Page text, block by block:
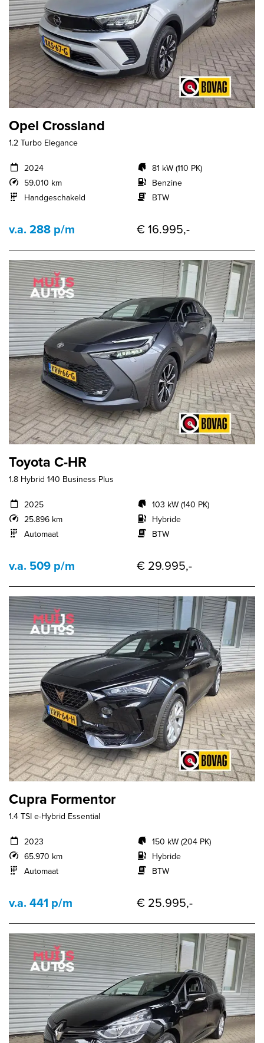
Opel Crossland
1.2 Turbo Elegance
2024
59.010 km
Handgeschakeld
81 kW (110 PK)
Benzine
BTW
v.a. 288 p/m € 16.995,-
Toyota C-HR
1.8 Hybrid 140 Business Plus
2025
25.896 km
Automaat
103 kW (140 PK)
Hybride
BTW
v.a. 509 p/m € 29.995,-
Cupra Formentor
1.4 TSI e-Hybrid Essential
2023
65.970 km
Automaat
150 kW (204 PK)
Hybride
BTW
v.a. 441 p/m € 25.995,-